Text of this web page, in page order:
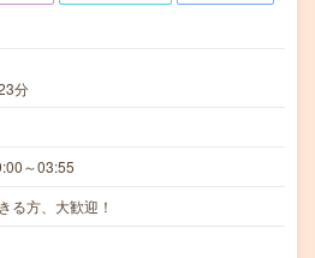
分
～03:55
る方、大歓迎！